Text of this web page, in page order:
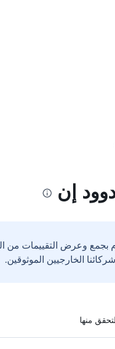
إن
بجمع وعرض التقييمات من